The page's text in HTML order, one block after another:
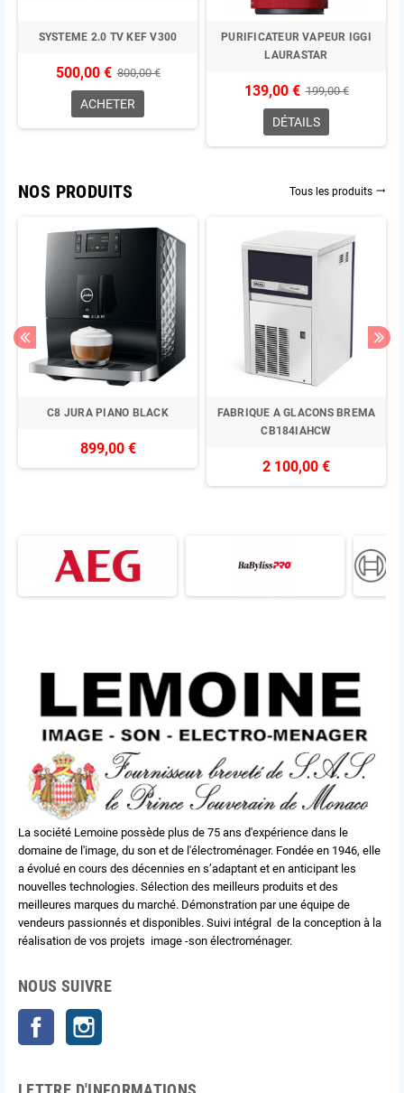
SYSTEME 2.0 TV KEF V300
500,00 € 800,00 €
ACHETER
PURIFICATEUR VAPEUR IGGI
LAURASTAR
139,00 € 199,00 €
DÉTAILS
NOS PRODUITS Tous les produits 
C8 JURA PIANO BLACK
899,00 €
FABRIQUE A GLACONS BREMA
CB184IAHCW
2 100,00 €
La société Lemoine possède plus de 75 ans d'expérience dans le
domaine de l'image, du son et de l'électroménager. Fondée en 1946, elle
a évolué en cours des décennies en s’adaptant et en anticipant les
nouvelles technologies. Sélection des meilleurs produits et des
meilleures marques du marché. Démonstration par une équipe de
vendeurs passionnés et disponibles. Suivi intégral de la conception à la
réalisation de vos projets image -son électroménager.
NOUS SUIVRE
Facebook